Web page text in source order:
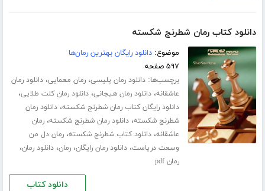
دانلود کتاب رمان شطرنج شکسته
موضوع:دانلود رایگان بهترین رمان‌ها
۵۹۷ صفحه
برچسب‌ها:دانلود رمان پلیسی،رمان معمایی،دانلود رمان
عاشقانه،دانلود رمان هیجانی،دانلود رمان کلت طلایی،
دانلود رایگان کتاب رمان شطرنج شکسته،دانلود رمان
شطرنج شکسته،دانلود رمان شطرنج شکسته،رمان
عاشقانه،دانلود کتاب شطرنج شکسته،رمان دل من
وسعت دریاست،دانلود رمان رایگان،رمان،دانلود رمان،
رمان pdf
دانلود کتاب